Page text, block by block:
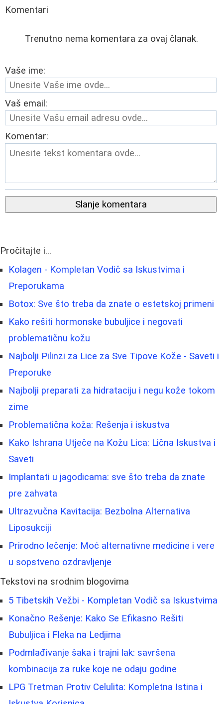
Komentari
Trenutno nema komentara za ovaj članak.
Vaše ime:
Vaš email:
Komentar:
Slanje komentara
Pročitajte i...
Kolagen - Kompletan Vodič sa Iskustvima i
Preporukama
Botox: Sve što treba da znate o estetskoj primeni
Kako rešiti hormonske bubuljice i negovati
problematičnu kožu
Najbolji Pilinzi za Lice za Sve Tipove Kože - Saveti i
Preporuke
Najbolji preparati za hidrataciju i negu kože tokom
zime
Problematična koža: Rešenja i iskustva
Kako Ishrana Utječe na Kožu Lica: Lična Iskustva i
Saveti
Implantati u jagodicama: sve što treba da znate
pre zahvata
Ultrazvučna Kavitacija: Bezbolna Alternativa
Liposukciji
Prirodno lečenje: Moć alternativne medicine i vere
u sopstveno ozdravljenje
Tekstovi na srodnim blogovima
5 Tibetskih Vežbi - Kompletan Vodič sa Iskustvima
Konačno Rešenje: Kako Se Efikasno Rešiti
Bubuljica i Fleka na Ledjima
Podmlađivanje šaka i trajni lak: savršena
kombinacija za ruke koje ne odaju godine
LPG Tretman Protiv Celulita: Kompletna Istina i